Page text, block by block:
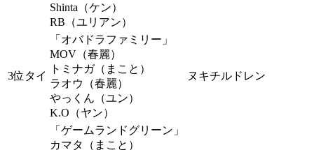
Shinta（ケン）
RB（ユリアン）
3位タイ
「オバドラファミリー」
MOV（春麗）
トミナガ（まこと）
ラオウ（春麗）
やっくん（ユン）
K.O（ヤン）
ヌキチルドレン
「ゲームランドグリーン」
カマタ（まこと）